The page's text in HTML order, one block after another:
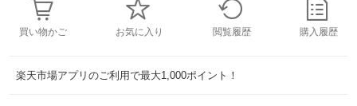
買い物かご お気に入り 閲覧履歴 購入履歴
楽天市場アプリのご利用で最大1,000ポイント！